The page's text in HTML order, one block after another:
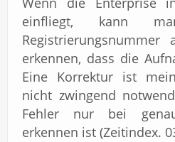
einfliegt, kann
erkennen, dass die
Eine Korrektur ist
nicht zwingend
Fehler nur bei
erkennen ist (Zeitindex.